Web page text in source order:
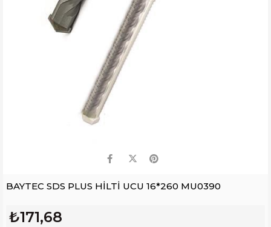
BAYTEC SDS PLUS HİLTİ UCU 16*260 MU0390
₺171,68